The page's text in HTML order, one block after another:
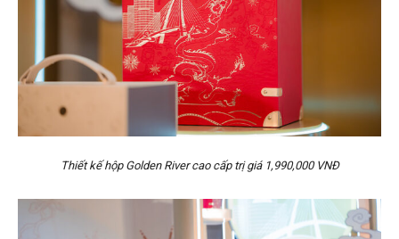
Thiết kế hộp Golden River cao cấp trị giá 1,990,000 VNĐ